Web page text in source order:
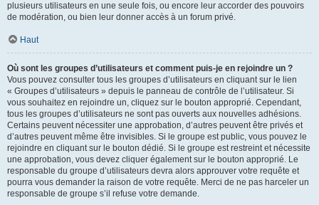
plusieurs utilisateurs en une seule fois, ou encore leur accorder des pouvoirs
de modération, ou bien leur donner accès à un forum privé.
Haut
Où sont les groupes d’utilisateurs et comment puis-je en rejoindre un ?
Vous pouvez consulter tous les groupes d’utilisateurs en cliquant sur le lien
« Groupes d’utilisateurs » depuis le panneau de contrôle de l’utilisateur. Si
vous souhaitez en rejoindre un, cliquez sur le bouton approprié. Cependant,
tous les groupes d’utilisateurs ne sont pas ouverts aux nouvelles adhésions.
Certains peuvent nécessiter une approbation, d’autres peuvent être privés et
d’autres peuvent même être invisibles. Si le groupe est public, vous pouvez le
rejoindre en cliquant sur le bouton dédié. Si le groupe est restreint et nécessite
une approbation, vous devez cliquer également sur le bouton approprié. Le
responsable du groupe d’utilisateurs devra alors approuver votre requête et
pourra vous demander la raison de votre requête. Merci de ne pas harceler un
responsable de groupe s’il refuse votre demande.